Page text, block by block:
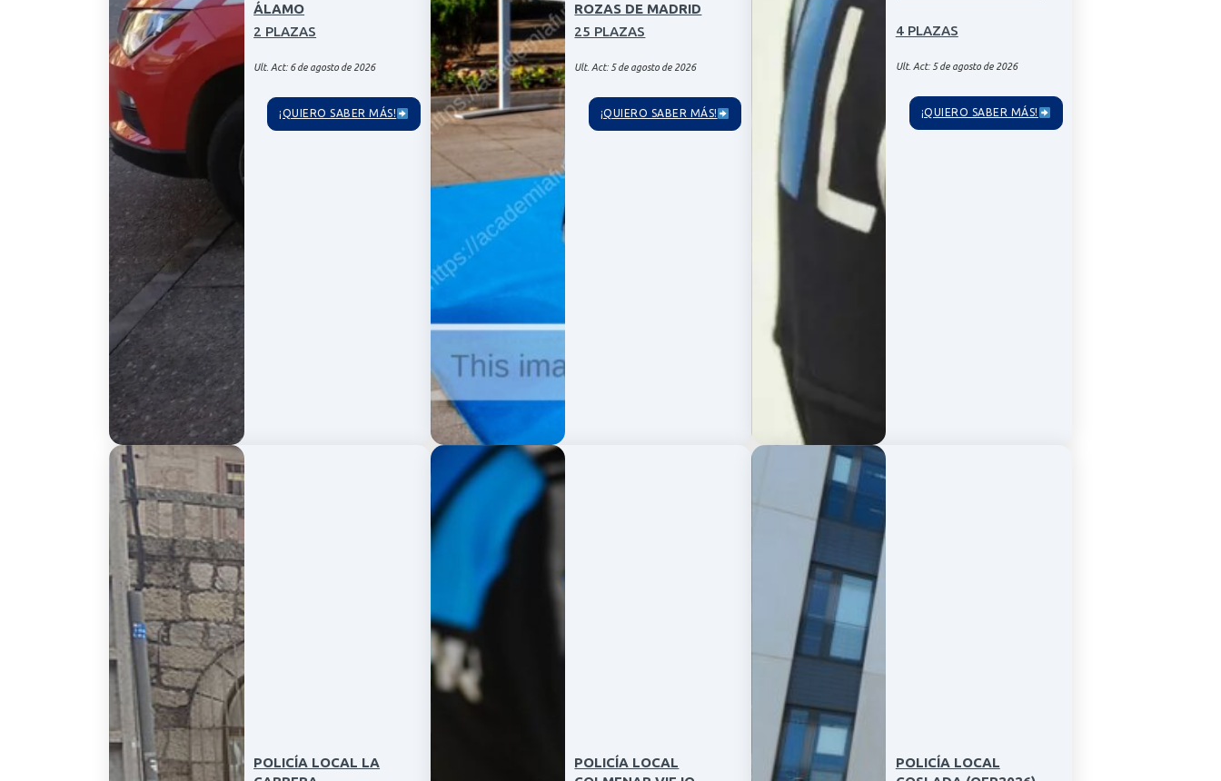
ÁLAMO
2 PLAZAS
Ult. Act: 6 de agosto de 2026
¡QUIERO SABER MÁS!
ROZAS DE MADRID
25 PLAZAS
Ult. Act: 5 de agosto de 2026
¡QUIERO SABER MÁS!
4 PLAZAS
Ult. Act: 5 de agosto de 2026
¡QUIERO SABER MÁS!
POLICÍA LOCAL LA
POLICÍA LOCAL
POLICÍA LOCAL